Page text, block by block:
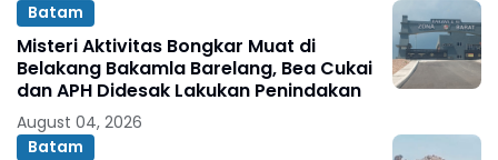
Batam
Misteri Aktivitas Bongkar Muat di
Belakang Bakamla Barelang, Bea Cukai
dan APH Didesak Lakukan Penindakan
August 04, 2026
Batam